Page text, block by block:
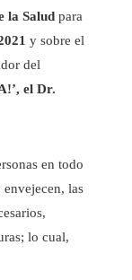
la Salud para
y sobre el
del
el Dr.
en todo
las
lo cual,